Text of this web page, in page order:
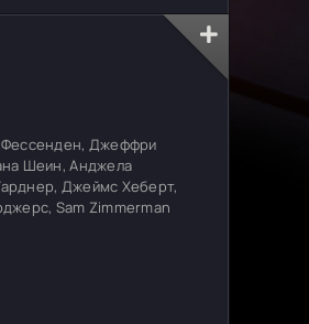
Джеффри
Шеин, Анджела
Джеймс Хеберт,
Sam Zimmerman